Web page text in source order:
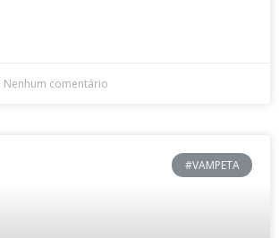
Nenhum comentário
#VAMPETA